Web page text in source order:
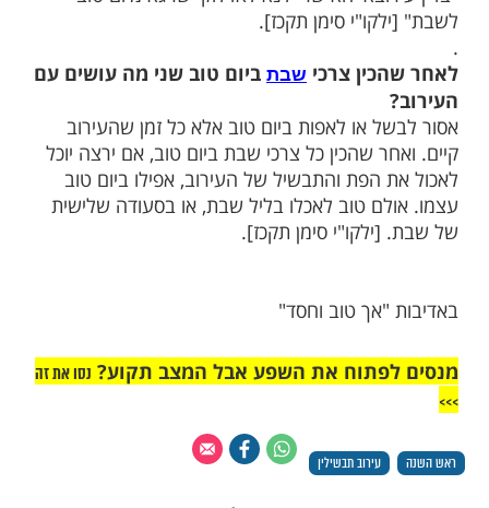
את כל צרכיו מערב יום טוב לשבת,
להניח עירוב?
שגם המכין את כל צרכיו מערב יום טוב יניח
,הואיל ויש חובה להדליק נר מיום טוב שני
מניחים עירוב תבשילין בשביל הדלקת הנרות
שספק ברכות להקל, אלא רק יאמרו
יהא שרי לנא לאדלוקי שרגא מיום טוב
שבת
או לאפות ביום טוב אלא כל זמן שהעירוב
שהכין כל צרכי שבת ביום טוב, אם ירצה יוכל
והתבשיל של העירוב, אפילו ביום טוב